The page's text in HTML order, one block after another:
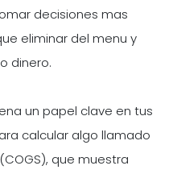
decisiones mas
eliminar del menu y
dinero.
un papel clave en tus
calcular algo llamado
que muestra